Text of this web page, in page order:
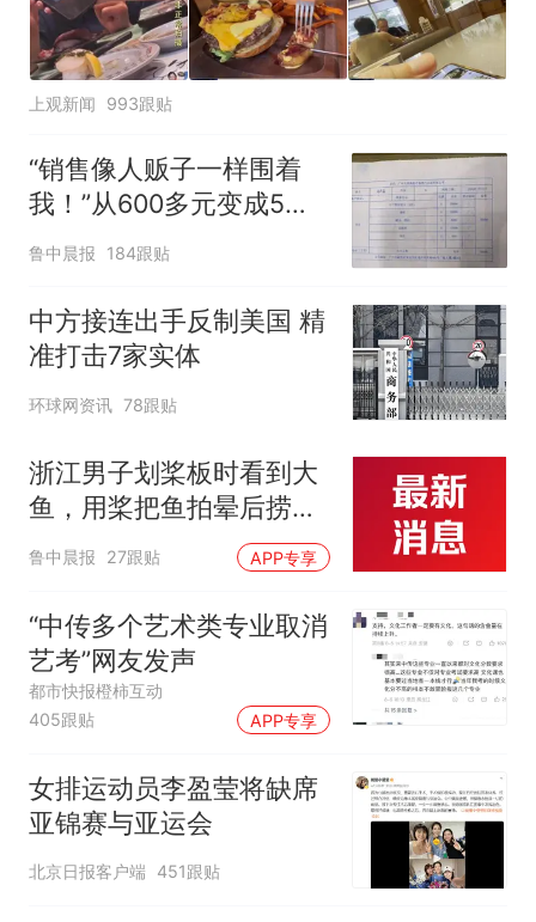
上观新闻 993跟贴
“销售像人贩子一样围着
我！”从600多元变成5万
元，57岁保洁阿姨做医美
后眼睛肿到流泪、视物模
糊
鲁中晨报 184跟贴
中方接连出手反制美国 精
准打击7家实体
环球网资讯 78跟贴
浙江男子划桨板时看到大
鱼，用桨把鱼拍晕后捞
起；当事人：鱼重7斤6
两，做成红烧辣子鱼块，
味道很好
鲁中晨报 27跟贴 APP专享
“中传多个艺术类专业取消
艺考”网友发声
都市快报橙柿互动
405跟贴
APP专享
女排运动员李盈莹将缺席
亚锦赛与亚运会
北京日报客户端 451跟贴